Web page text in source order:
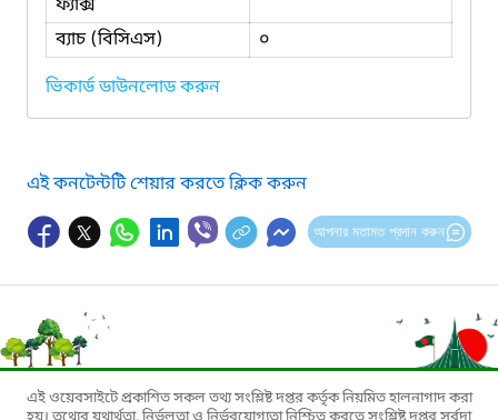
ফ্যাক্স
ব্যাচ (বিসিএস)
০
ভিকার্ড ডাউনলোড করুন
এই কনটেন্টটি শেয়ার করতে ক্লিক করুন
আপনার মতামত প্রদান করুন
এই ওয়েবসাইটে প্রকাশিত সকল তথ্য সংশ্লিষ্ট দপ্তর কর্তৃক নিয়মিত হালনাগাদ করা